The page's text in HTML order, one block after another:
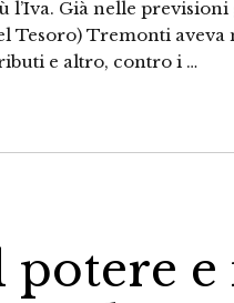
l’Iva. Già nelle
Tesoro) Tremonti
e altro, contro i …
potere